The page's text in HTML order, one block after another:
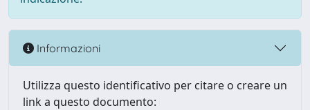
Informazioni
Utilizza questo identificativo per citare o creare un
link a questo documento: